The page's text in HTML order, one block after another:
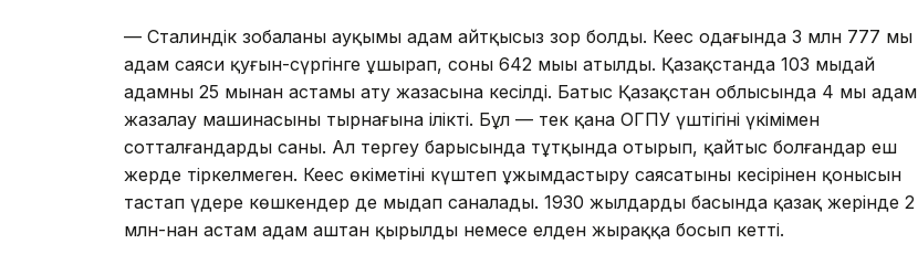
— Сталиндік зобалаңның ауқымы адам айтқысыз зор болды. Кеңес одағында 3 млн 777 мың
адам саяси қуғын-сүргінге ұшырап, соның 642 мыңы атылды. Қазақстанда 103 мыңдай
адамның 25 мыңнан астамы ату жазасына кесілді. Батыс Қазақстан облысында 4 мың адам
жазалау машинасының тырнағына ілікті. Бұл — тек қана ОГПУ үштігінің үкімімен
сотталғандардың саны. Ал тергеу барысында тұтқында отырып, қайтыс болғандар еш
жерде тіркелмеген. Кеңес өкіметінің күштеп ұжымдастыру саясатының кесірінен қонысын
тастап үдере көшкендер де мыңдап саналады. 1930 жылдардың басында қазақ жерінде 2
млн-нан астам адам аштан қырылды немесе елден жыраққа босып кетті.